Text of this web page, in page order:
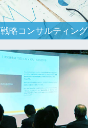
戦略コンサルティング